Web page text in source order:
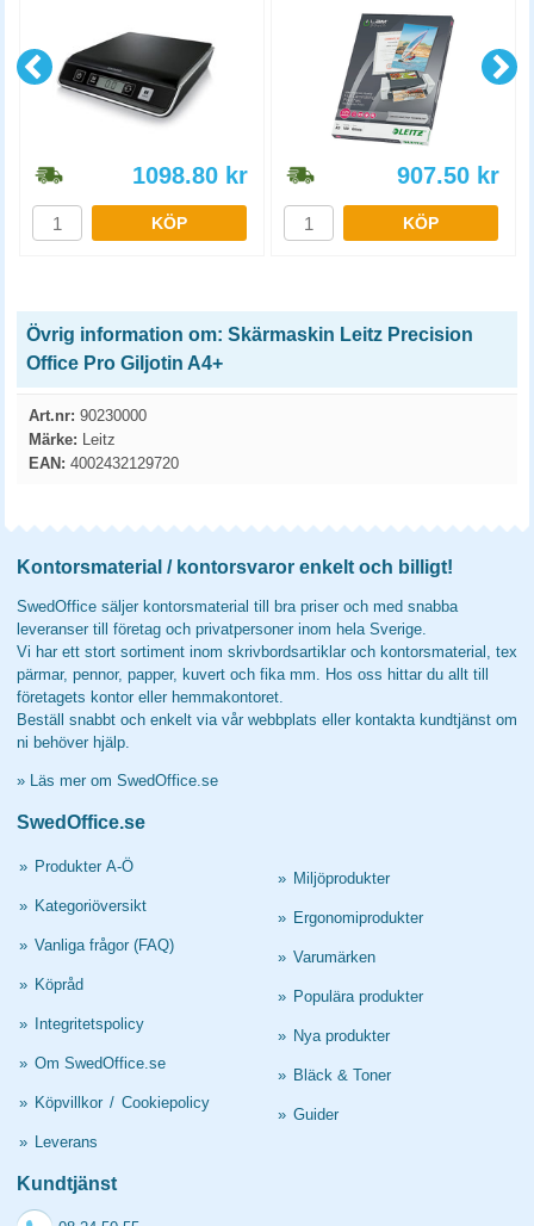
1098.80 kr
KÖP
907.50 kr
KÖP
Övrig information om: Skärmaskin Leitz Precision
Office Pro Giljotin A4+
Art.nr: 90230000
Märke: Leitz
EAN: 4002432129720
Kontorsmaterial / kontorsvaror enkelt och billigt!
SwedOffice säljer kontorsmaterial till bra priser och med snabba
leveranser till företag och privatpersoner inom hela Sverige.
Vi har ett stort sortiment inom skrivbordsartiklar och kontorsmaterial, tex
pärmar, pennor, papper, kuvert och fika mm. Hos oss hittar du allt till
företagets kontor eller hemmakontoret.
Beställ snabbt och enkelt via vår webbplats eller kontakta kundtjänst om
ni behöver hjälp.
» Läs mer om SwedOffice.se
SwedOffice.se
» Produkter A-Ö
» Kategoriöversikt
» Vanliga frågor (FAQ)
» Köpråd
» Integritetspolicy
» Om SwedOffice.se
» Köpvillkor / Cookiepolicy
» Leverans
» Miljöprodukter
» Ergonomiprodukter
» Varumärken
» Populära produkter
» Nya produkter
» Bläck & Toner
» Guider
Kundtjänst